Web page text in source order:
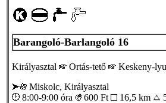
Barangoló-Barlangoló 16
Királyasztal Ortás-tető Keskeny-
Miskolc, Királyasztal
8:00-9:00 óra
600 Ft 16,5 km